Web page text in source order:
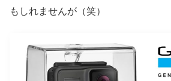
もしれませんが（笑）